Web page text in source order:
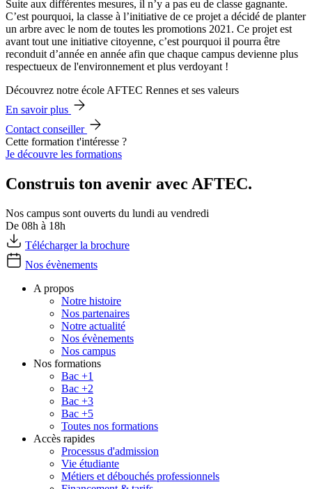
Suite aux différentes mesures, il n’y a pas eu de classe gagnante.
C’est pourquoi, la classe à l’initiative de ce projet a décidé de planter
un arbre avec le nom de toutes les promotions 2021. Ce projet est
avant tout une initiative citoyenne, c’est pourquoi il pourra être
reconduit d’année en année afin que chaque campus devienne plus
respectueux de l'environnement et plus verdoyant !
Découvrez notre école AFTEC Rennes et ses valeurs
En savoir plus
Contact conseiller
Cette formation t'intéresse ?
Je découvre les formations
Construis ton avenir avec AFTEC.
Nos campus sont ouverts du lundi au vendredi
De 08h à 18h
Télécharger la brochure
Nos évènements
A propos
Notre histoire
Nos partenaires
Notre actualité
Nos évènements
Nos campus
Nos formations
Bac +1
Bac +2
Bac +3
Bac +5
Toutes nos formations
Accès rapides
Processus d'admission
Vie étudiante
Métiers et débouchés professionnels